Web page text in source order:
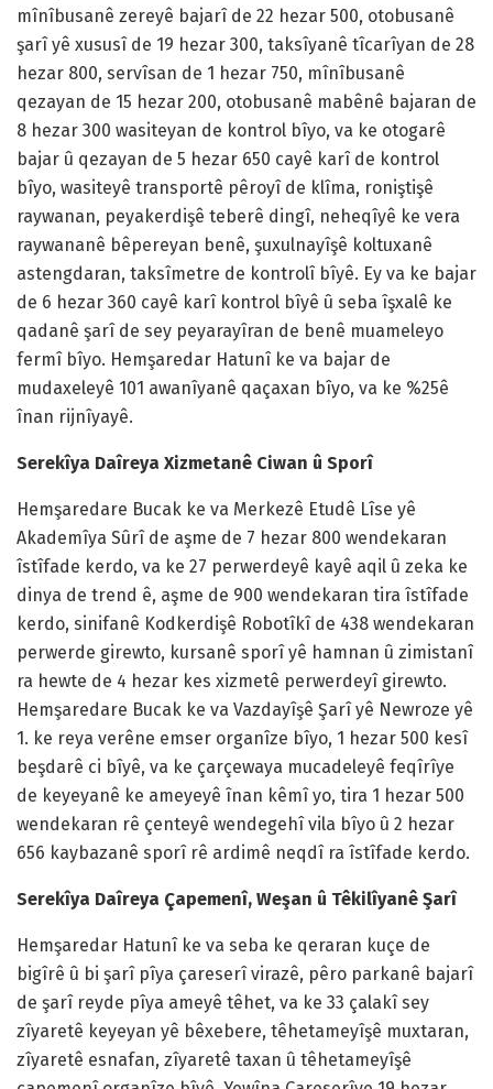
mînîbusanê zereyê bajarî de 22 hezar 500, otobusanê
şarî yê xususî de 19 hezar 300, taksîyanê tîcarîyan de 28
hezar 800, servîsan de 1 hezar 750, mînîbusanê
qezayan de 15 hezar 200, otobusanê mabênê bajaran de
8 hezar 300 wasiteyan de kontrol bîyo, va ke otogarê
bajar û qezayan de 5 hezar 650 cayê karî de kontrol
bîyo, wasiteyê transportê pêroyî de klîma, roniştişê
raywanan, peyakerdişê teberê dingî, neheqîyê ke vera
raywananê bêpereyan benê, şuxulnayîşê koltuxanê
astengdaran, taksîmetre de kontrolî bîyê. Ey va ke bajar
de 6 hezar 360 cayê karî kontrol bîyê û seba îşxalê ke
qadanê şarî de sey peyarayîran de benê muameleyo
fermî bîyo. Hemşaredar Hatunî ke va bajar de
mudaxeleyê 101 awanîyanê qaçaxan bîyo, va ke %25ê
înan rijnîyayê.
Serekîya Daîreya Xizmetanê Ciwan û Sporî
Hemşaredare Bucak ke va Merkezê Etudê Lîse yê
Akademîya Sûrî de aşme de 7 hezar 800 wendekaran
îstîfade kerdo, va ke 27 perwerdeyê kayê aqil û zeka ke
dinya de trend ê, aşme de 900 wendekaran tira îstîfade
kerdo, sinifanê Kodkerdişê Robotîkî de 438 wendekaran
perwerde girewto, kursanê sporî yê hamnan û zimistanî
ra hewte de 4 hezar kes xizmetê perwerdeyî girewto.
Hemşaredare Bucak ke va Vazdayîşê Şarî yê Newroze yê
1. ke reya verêne emser organîze bîyo, 1 hezar 500 kesî
beşdarê ci bîyê, va ke çarçewaya mucadeleyê feqîrîye
de keyeyanê ke ameyeyê înan kêmî yo, tira 1 hezar 500
wendekaran rê çenteyê wendegehî vila bîyo û 2 hezar
656 kaybazanê sporî rê ardimê neqdî ra îstîfade kerdo.
Serekîya Daîreya Çapemenî, Weşan û Têkilîyanê Şarî
Hemşaredar Hatunî ke va seba ke qeraran kuçe de
bigîrê û bi şarî pîya çareserî virazê, pêro parkanê bajarî
de şarî reyde pîya ameyê têhet, va ke 33 çalakî sey
zîyaretê keyeyan yê bêxebere, têhetameyîşê muxtaran,
zîyaretê esnafan, zîyaretê taxan û têhetameyîşê